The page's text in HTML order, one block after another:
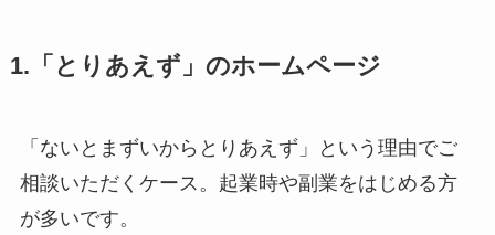
1.「とりあえず」のホームページ
「ないとまずいからとりあえず」という理由でご
相談いただくケース。起業時や副業をはじめる方
が多いです。